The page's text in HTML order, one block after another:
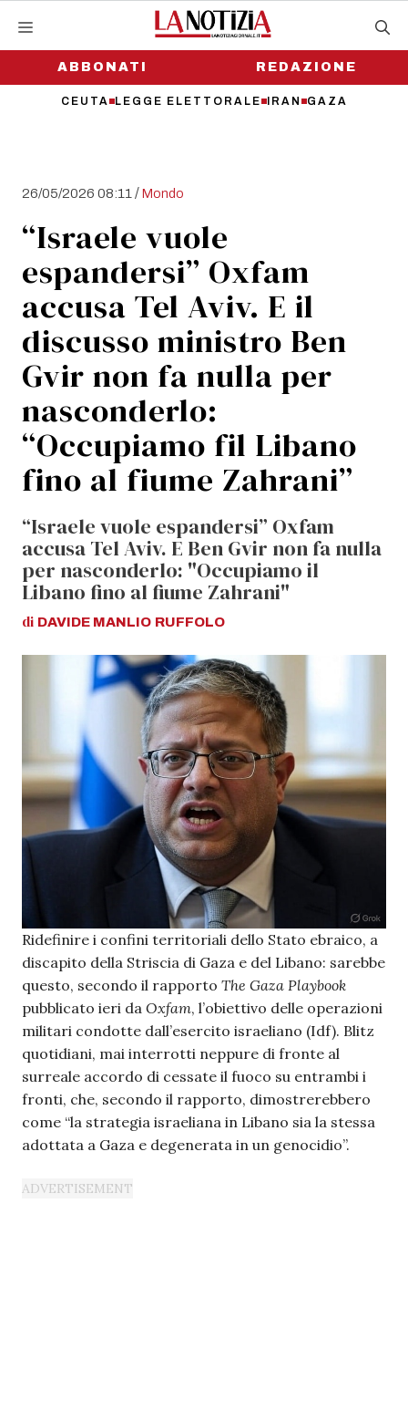
contenutoABBONATI
CEUTA LEGGE ELETTORALE IRAN GAZA
REDAZIONE
26/05/2026 08:11 /Mondo
“Israele vuole
espandersi” Oxfam
accusa Tel Aviv. E il
discusso ministro Ben
Gvir non fa nulla per
nasconderlo:
“Occupiamo fil Libano
fino al fiume Zahrani”
“Israele vuole espandersi” Oxfam
accusa Tel Aviv. E Ben Gvir non fa nulla
per nasconderlo: "Occupiamo il
Libano fino al fiume Zahrani"
di DAVIDE MANLIO RUFFOLO
Ridefinire i confini territoriali dello Stato ebraico, a
discapito della Striscia di Gaza e del Libano: sarebbe
questo, secondo il rapporto The Gaza Playbook
pubblicato ieri da Oxfam, l’obiettivo delle operazioni
militari condotte dall’esercito israeliano (Idf). Blitz
quotidiani, mai interrotti neppure di fronte al
surreale accordo di cessate il fuoco su entrambi i
fronti, che, secondo il rapporto, dimostrerebbero
come “la strategia israeliana in Libano sia la stessa
adottata a Gaza e degenerata in un genocidio”.